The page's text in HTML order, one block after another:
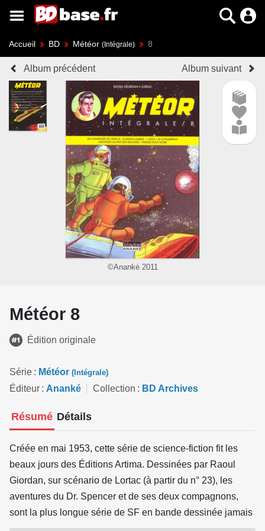
Accueil BD Météor (Intégrale) 8
Album précédent Album suivant
©Ananké 2011
Météor 8
Édition originale
Série Météor (Intégrale)
Éditeur Ananké Collection BD Archives
Résumé Détails
Créée en mai 1953, cette série de science-fiction fit les
beaux jours des Éditions Artima. Dessinées par Raoul
Giordan, sur scénario de Lortac (à partir du n° 23), les
aventures du Dr. Spencer et de ses deux compagnons,
sont la plus longue série de SF en bande dessinée jamais
parue en français : les 135 épisodes publiés, à raison de